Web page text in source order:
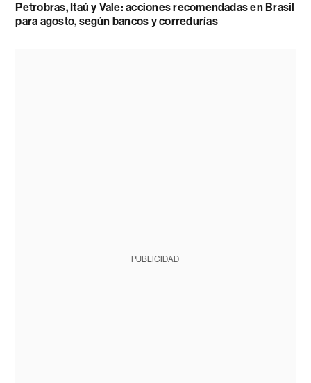
Petrobras, Itaú y Vale: acciones recomendadas en Brasil
para agosto, según bancos y corredurías
PUBLICIDAD